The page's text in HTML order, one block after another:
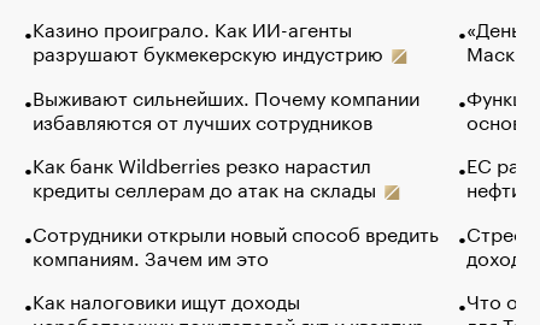
Казино проиграло. Как ИИ-агенты
разрушают букмекерскую индустрию
Выживают сильнейших. Почему компании
избавляются от лучших сотрудников
Как банк Wildberries резко нарастил
кредиты селлерам до атак на склады
Сотрудники открыли новый способ вредить
компаниям. Зачем им это
Как налоговики ищут доходы
Маск в
основ
ЕС
нефти
Что